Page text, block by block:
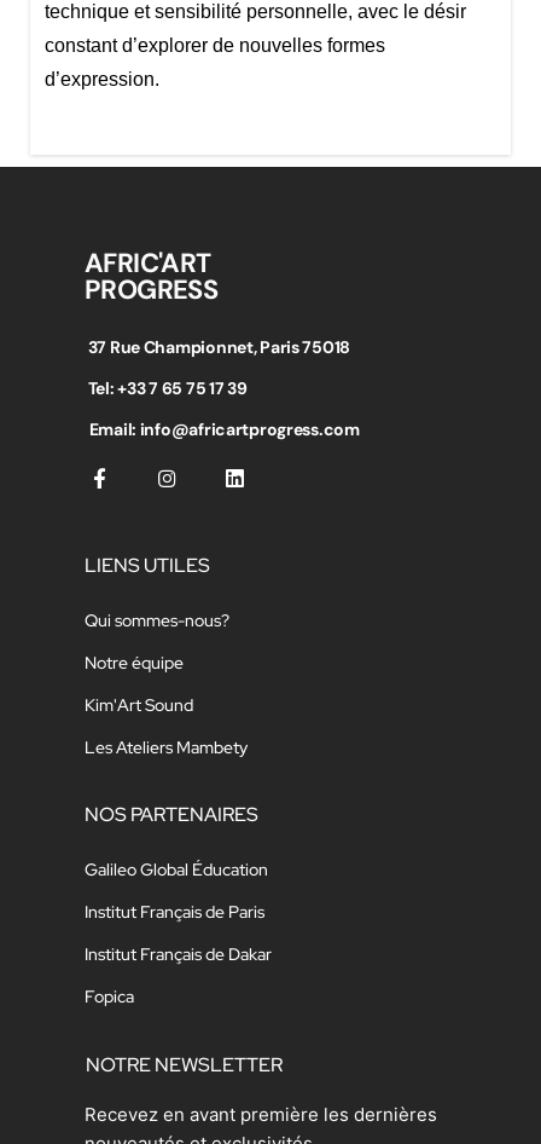
technique et sensibilité personnelle, avec le désir
constant d’explorer de nouvelles formes
d’expression.
AFRIC'ART
PROGRESS
37 Rue Championnet, Paris 75018
Tel: +33 7 65 75 17 39
Email: info@africartprogress.com
LIENS UTILES
Qui sommes-nous?
Notre équipe
Kim'Art Sound
Les Ateliers Mambety
NOS PARTENAIRES
Galileo Global Éducation
Institut Français de Paris
Institut Français de Dakar
Fopica
NOTRE NEWSLETTER
Recevez en avant première les dernières